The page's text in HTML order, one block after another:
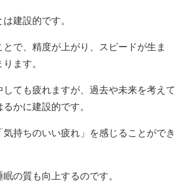
建設的です。
で、精度が上がり、スピードが生ま
ます。
しても疲れますが、過去や未来を考えて
かに建設的です。
持ちのいい疲れ」を感じることができ
の質も向上するのです。